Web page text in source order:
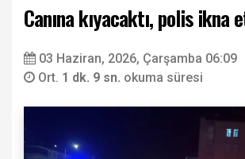
Canına kıyacaktı, polis ikna
03 Haziran, 2026, Çarşamba 06:09
Ort. 1 dk. 9 sn. okuma süresi